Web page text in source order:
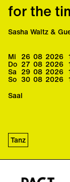
for the
Sasha Waltz &
Mi 26 08 2026
Do 27 08 2026
Sa 29 08 2026
So 30 08 2026
Saal
Tanz